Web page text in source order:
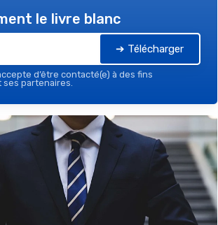
le livre blanc
➔ Télécharger
d’être contacté(e) à des fins
ses partenaires.